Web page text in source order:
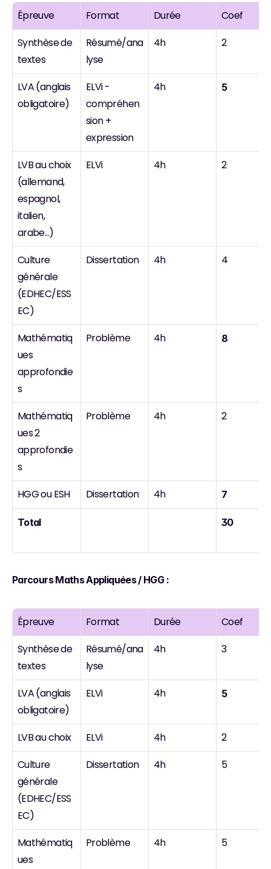
Épreuve Format Durée
Coef
Synthèse de
textes
Résumé/ana
lyse
4h 2
LVA (anglais
obligatoire)
ELVi -
compréhen
sion +
expression
4h 5
LVB au choix
(allemand,
espagnol,
italien,
arabe...)
ELVi 4h 2
Culture
générale
(EDHEC/ESS
EC)
Dissertation 4h 4
Mathématiq
ues
approfondie
s
Problème 4h 8
Mathématiq
ues 2
approfondie
s
Problème 4h 2
HGG ou ESH Dissertation 4h 7
Total 30
Parcours Maths Appliquées / HGG :
Épreuve Format Durée
Coef
Synthèse de
textes
Résumé/ana
lyse
4h 3
LVA (anglais
obligatoire)
ELVi 4h 5
LVB au choix ELVi 4h
2
Culture
générale
(EDHEC/ESS
EC)
Dissertation 4h 5
Mathématiq
ues
Problème 4h 5